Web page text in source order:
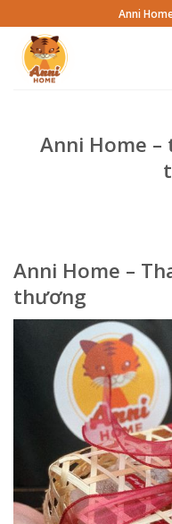
to
content
Anni
Anni Home
Anni Home –
thương